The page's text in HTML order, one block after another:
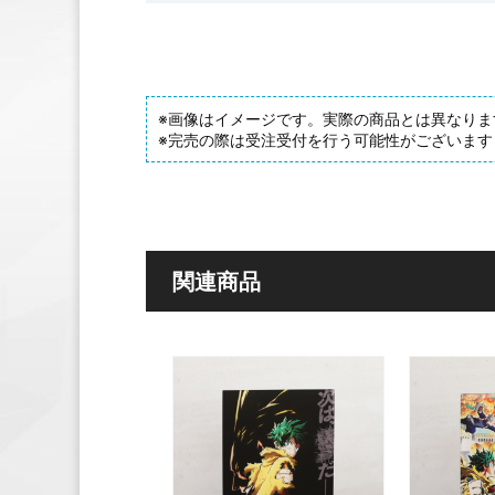
※画像はイメージです。実際の商品とは異なり
※完売の際は受注受付を行う可能性がございます
関連商品